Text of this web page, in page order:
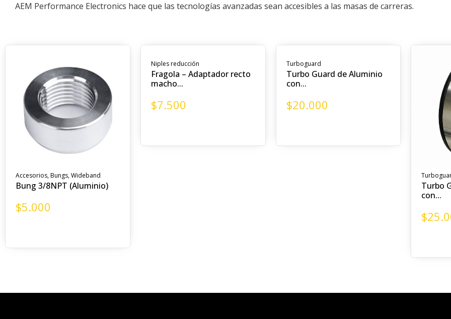
AEM Performance Electronics hace que las tecnologías avanzadas sean accesibles a las masas de carreras.
Accesorios,Bungs,Wideband
Bung 3/8NPT (Aluminio)
$5.000
Niples reducción
Fragola – Adaptador recto
macho...
$7.500
Turboguard
Turbo Guard de Aluminio
con...
$20.000
Turbo
con...
$